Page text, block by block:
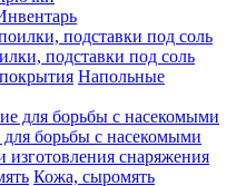
подставки под соль
Напольные
борьбы с насекомыми
изготовления снаряжения
Кожа, сыромять